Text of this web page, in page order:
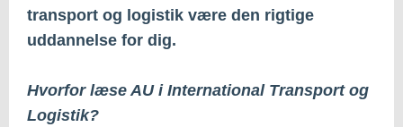
transport og logistik være den rigtige
uddannelse for dig.
Hvorfor læse AU i International Transport og
Logistik?